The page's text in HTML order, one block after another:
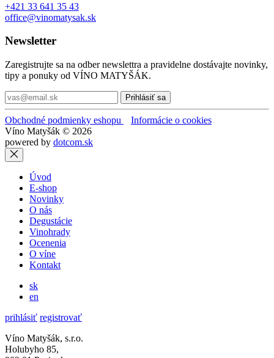
+421 33 641 35 43
office@vinomatysak.sk
Newsletter
Zaregistrujte sa na odber newslettra a pravidelne dostávajte novinky,
tipy a ponuky od VÍNO MATYŠÁK.
Prihlásiť sa
Obchodné podmienky eshopu
Informácie o cookies
Víno Matyšák © 2026
powered by dotcom.sk
Úvod
E-shop
Novinky
O nás
Degustácie
Vinohrady
Ocenenia
O víne
Kontakt
sk
en
prihlásiť registrovať
Víno Matyšák, s.r.o.
Holubyho 85,